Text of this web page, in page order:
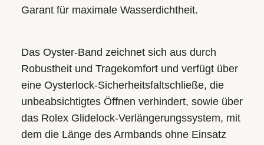
Garant für maximale Wasserdichtheit.
Das Oyster-Band zeichnet sich aus durch
Robustheit und Tragekomfort und verfügt über
eine Oysterlock-Sicherheitsfaltschließe, die
unbeabsichtigtes Öffnen verhindert, sowie über
das Rolex Glidelock-Verlängerungssystem, mit
dem die Länge des Armbands ohne Einsatz